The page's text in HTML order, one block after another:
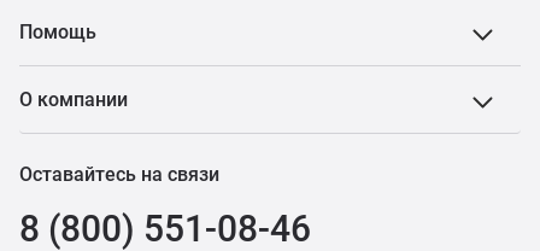
Помощь
О компании
Оставайтесь на связи
8 (800) 551-08-46